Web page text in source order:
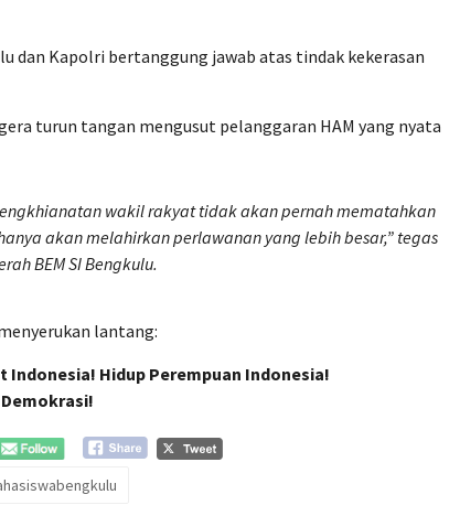
dan Kapolri bertanggung jawab atas tindak kekerasan
turun tangan mengusut pelanggaran HAM yang nyata
wakil rakyat tidak akan pernah mematahkan
akan melahirkan perlawanan yang lebih besar,” tegas
BEM SI Bengkulu.
lantang:
Indonesia! Hidup Perempuan Indonesia!